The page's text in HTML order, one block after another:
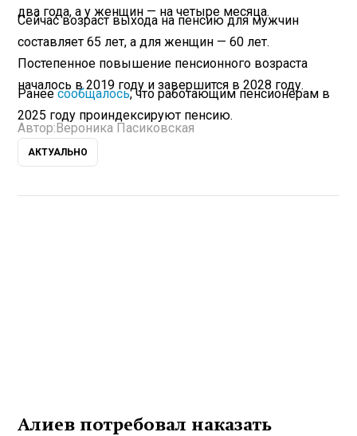
два года, а у женщин — на четыре месяца.
Сейчас возраст выхода на пенсию для мужчин
составляет 65 лет, а для женщин — 60 лет.
Постепенное повышение пенсионного возраста
началось в 2019 году и завершится в 2028 году.
Ранеесообщалось, что работающим пенсионерам в
2025 году проиндексируют пенсию.
Автор: Вероника Пасиковская
АКТУАЛЬНО
Алиев потребовал наказать